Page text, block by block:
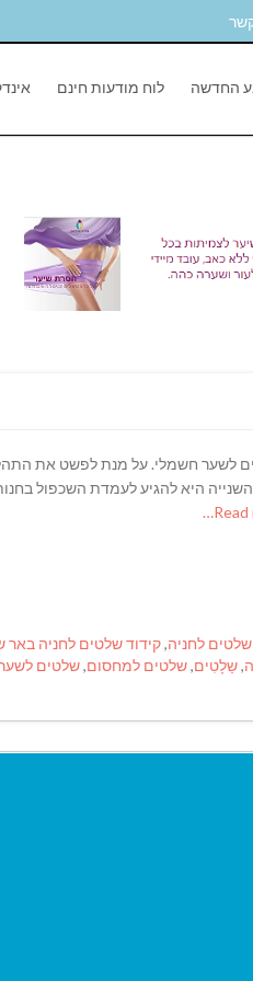
החדשה לוח מודעות חינם
לשער חשמלי. על מנת לפשט את
היא להגיע לעמדת השכפול
שלטים לחניה,קידוד שלטים לחניה באר
,שַלָטִים,שלטים למחסום,שלטים